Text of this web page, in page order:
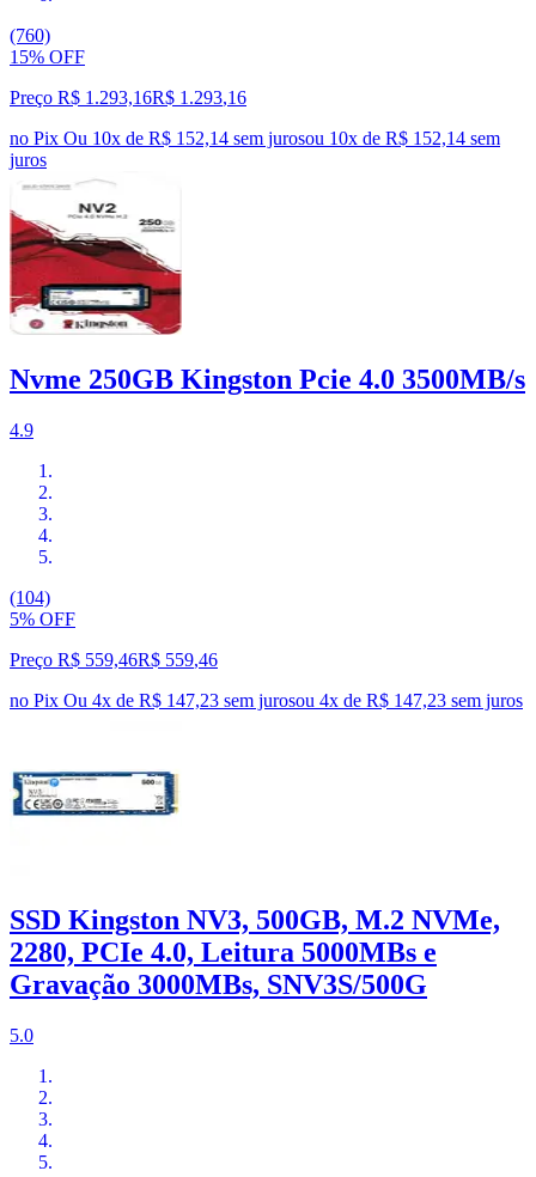
(760)
15% OFF
Preço R$ 1.293,16R$ 1.293,16
no Pix Ou 10x de R$ 152,14 sem jurosou 10x de R$ 152,14 sem
juros
Nvme 250GB Kingston Pcie 4.0 3500MB/s
4.9
(104)
5% OFF
Preço R$ 559,46R$ 559,46
no Pix Ou 4x de R$ 147,23 sem jurosou 4x de R$ 147,23 sem juros
SSD Kingston NV3, 500GB, M.2 NVMe,
2280, PCIe 4.0, Leitura 5000MBs e
Gravação 3000MBs, SNV3S/500G
5.0